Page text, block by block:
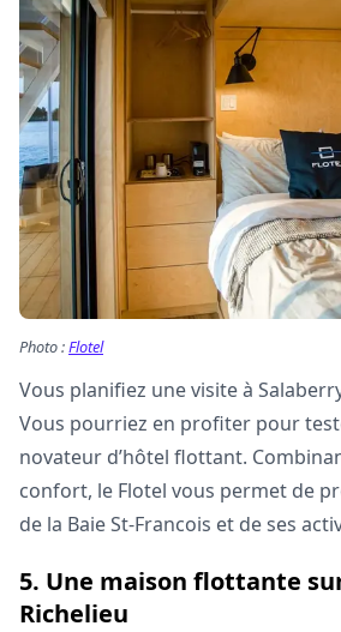
Photo :Flotel
Vous planifiez une visite à
Vous pourriez en profiter pour
novateur d’hôtel flottant.
confort, le Flotel vous permet de
de la Baie St-Francois et de ses
5. Une maison flottante
Richelieu